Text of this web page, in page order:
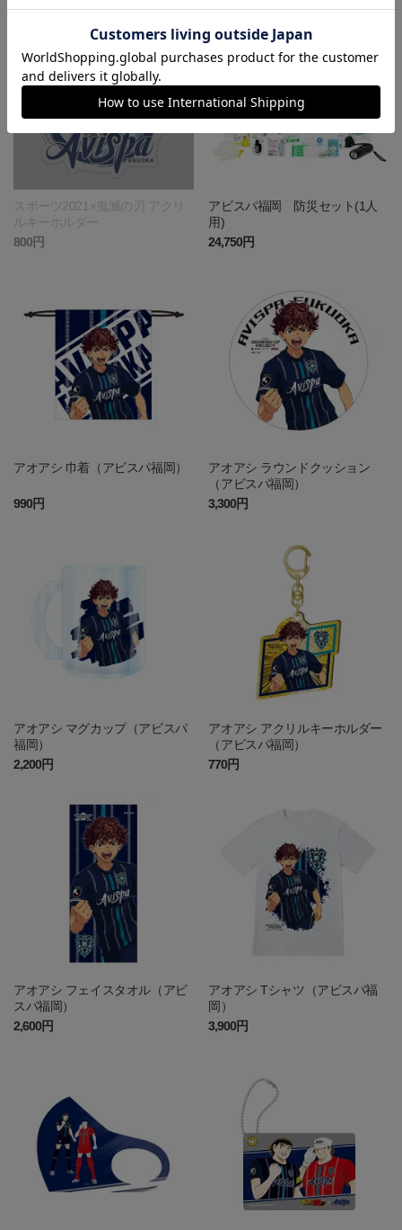
スポーツ2021×鬼滅の刃 アクリ
ルキーホルダー
800円
アビスパ福岡 防災セット(1人
用)
24,750円
アオアシ 巾着（アビスパ福岡）
990円
アオアシ ラウンドクッション
（アビスパ福岡）
3,300円
アオアシ マグカップ（アビスパ
福岡）
2,200円
アオアシ アクリルキーホルダー
（アビスパ福岡）
770円
アオアシ フェイスタオル（アビ
スパ福岡）
2,600円
アオアシ Tシャツ（アビスパ福
岡）
3,900円